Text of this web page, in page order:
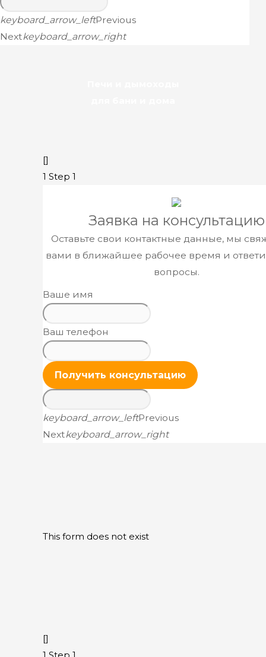
keyboard_arrow_leftPrevious
Nextkeyboard_arrow_right
[]
1 Step 1
​Заявка на консультацию
Оставьте свои контактные данные, мы
вами в ближайшее рабочее время и
вопросы.
Ваше имя
Ваш телефон
Получить консультацию
keyboard_arrow_leftPrevious
Nextkeyboard_arrow_right
This form does not exist
[]